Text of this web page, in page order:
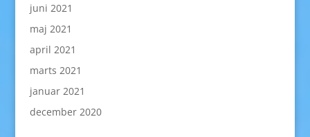
juni 2021
maj 2021
april 2021
marts 2021
januar 2021
december 2020